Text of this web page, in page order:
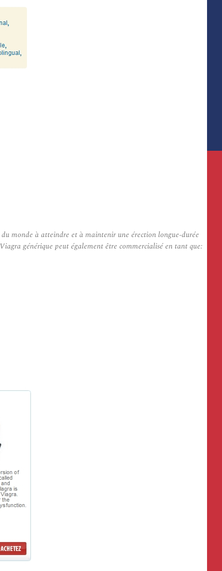
monde à atteindre et à maintenir une érection longue-durée
générique peut également être commercialisé en tant que: